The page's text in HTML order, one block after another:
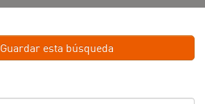
Guardar esta búsqueda